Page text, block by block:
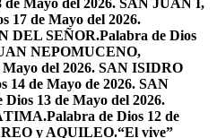
de Mayo del 2026. SAN JUAN I,
17 de Mayo del 2026.
DEL SEÑOR.Palabra de Dios
NEPOMUCENO,
Mayo del 2026. SAN ISIDRO
14 de Mayo de 2026. SAN
Dios 13 de Mayo del 2026.
Palabra de Dios 12 de
y AQUILEO.“El vive”